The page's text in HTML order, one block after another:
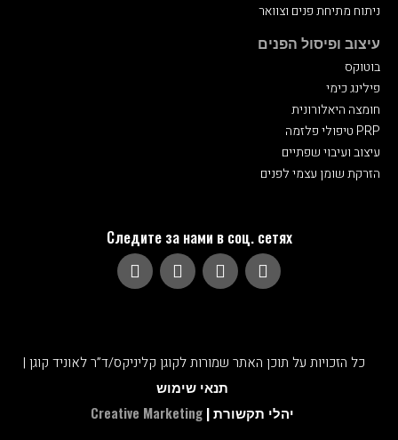
ניתוח מתיחת פנים וצוואר
עיצוב ופיסול הפנים
בוטוקס
פילינג כימי
חומצה היאלורונית
טיפולי פלזמה PRP
עיצוב ועיבוי שפתיים
הזרקת שומן עצמי לפנים
Следите за нами в соц. сетях
כל הזכויות על תוכן האתר שמורות לקוגן קליניקס/ד”ר לאוניד קוגן |
תנאי שימוש
Creative Marketing |יהלי תקשורת